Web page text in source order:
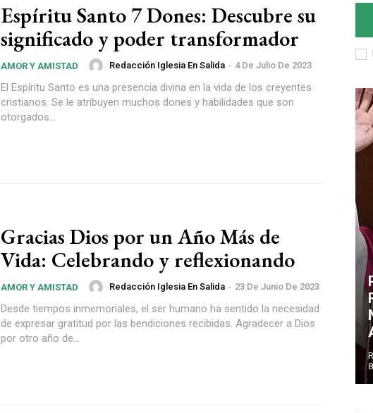
Espíritu Santo 7 Dones: Descubre su
significado y poder transformador
AMOR Y AMISTAD Redacción Iglesia En Salida - 4 De Julio De 2023
El Espíritu Santo es una presencia divina en la vida de los creyentes
cristianos. Se le atribuyen muchos dones y habilidades que son
otorgados...
Gracias Dios por un Año Más de
Vida: Celebrando y reflexionando
AMOR Y AMISTAD Redacción Iglesia En Salida - 23 De Junio De 2023
Desde tiempos inmemoriales, el ser humano ha sentido la necesidad
de expresar gratitud por las bendiciones recibidas. Agradecer a Dios
por otro año de...